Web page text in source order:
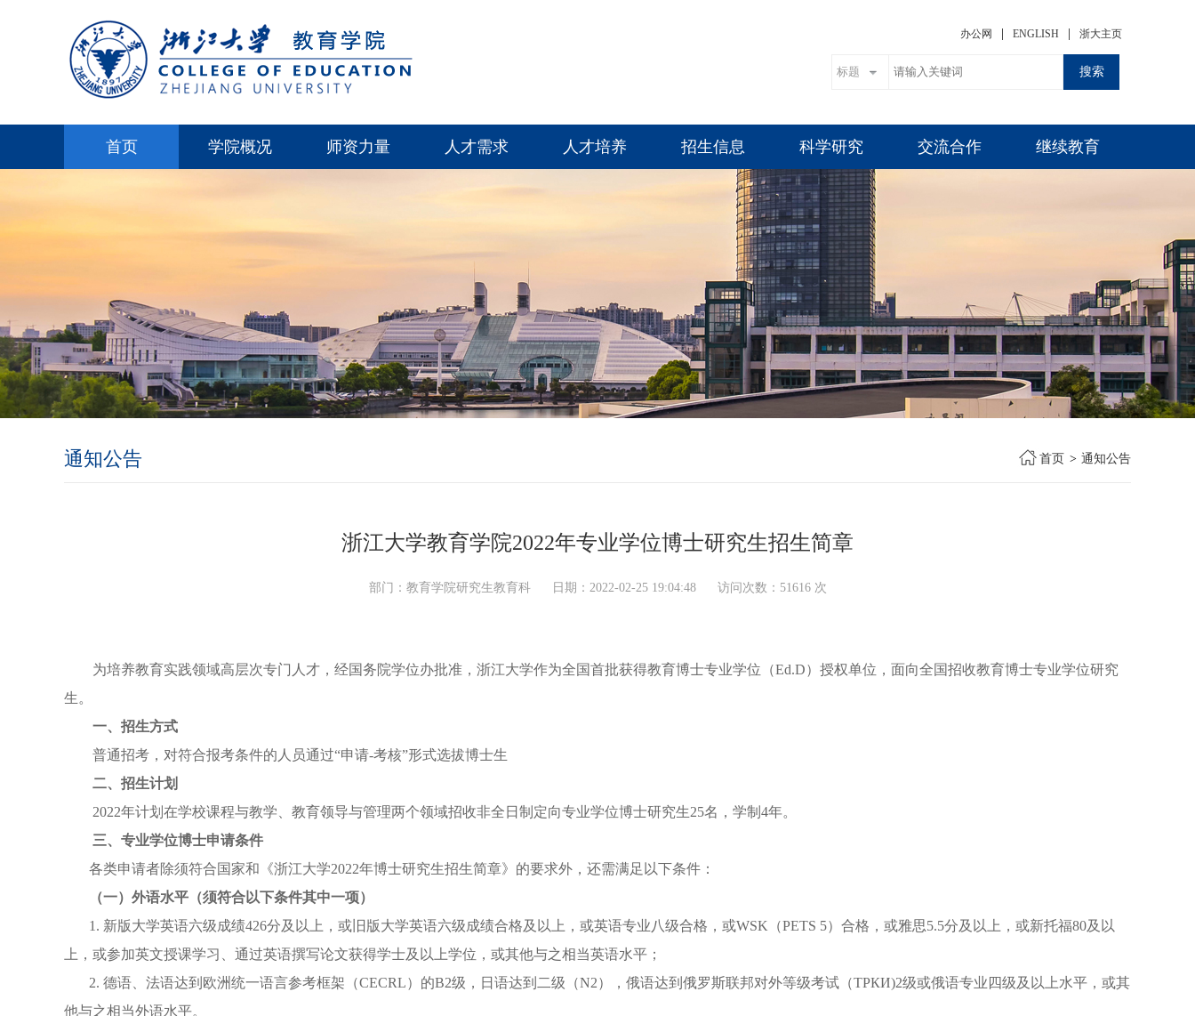
办公网 ENGLISH 浙大主页
搜索
首页 学院概况 师资力量 人才需求 人才培养 招生信息 科学研究 交流合作 继续教育
通知公告 首页 > 通知公告
浙江大学教育学院2022年专业学位博士研究生招生简章
部门：教育学院研究生教育科 日期：2022-02-25 19:04:48 访问次数： 51616 次
为培养教育实践领域高层次专门人才，经国务院学位办批准，浙江大学作为全国首批获得教育博士专业学位（Ed.D）授权单位，面向全国招收教育博士专业学位研究
生。
一、招生方式
普通招考，对符合报考条件的人员通过“申请-考核”形式选拔博士生
二、招生计划
2022年计划在学校课程与教学、教育领导与管理两个领域招收非全日制定向专业学位博士研究生25名， 学制 4年。
三、专业学位博士申请条件
各类申请者除须符合国家和《浙江大学2022年博士研究生招生简章》的要求外，还需满足以下条件：
（一）外语水平（须符合以下条件其中一项）
1. 新版大学英语六级成绩426分及以上，或旧版大学英语六级成绩合格及以上，或英语专业八级合格，或WSK （PETS 5）合格，或雅思5.5分及以上，或新托福80及以
上，或参加英文授课学习、通过英语撰写论文获得学士及以上学位，或其他与之相当英语水平；
2. 德语、法语达到欧洲统一语言参考框架（CECRL）的B2级，日语达到二级（N2），俄语达到俄罗斯联邦对外等级考试（ТРКИ)2级或俄语专业四级及以上水平，或其
他与之相当外语水平。